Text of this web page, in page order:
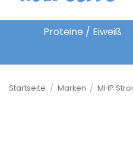
Proteine / Eiweiß
Startseite / Marken / MHP